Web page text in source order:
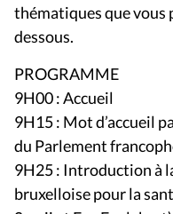
thématiques que vous
dessous.
PROGRAMME
9H00 : Accueil
9H15 : Mot d’accueil
du Parlement
9H25 : Introduction à
bruxelloise pour la